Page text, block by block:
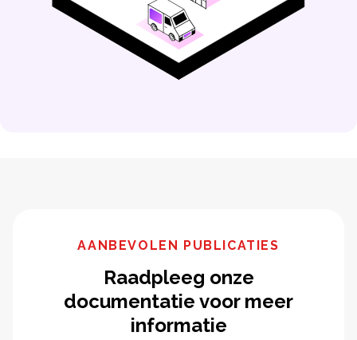
AANBEVOLEN PUBLICATIES
Raadpleeg onze
documentatie voor meer
informatie